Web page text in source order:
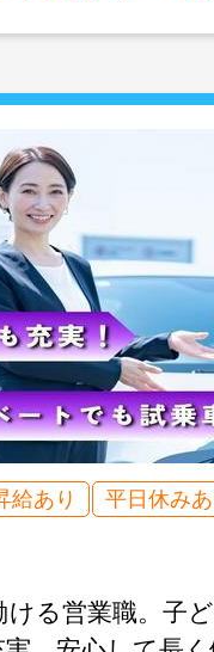
給あり 平日休み
る営業職。子